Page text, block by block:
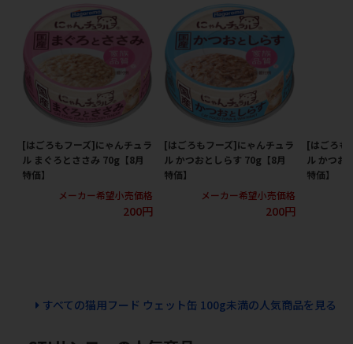
[はごろもフーズ]にゃんチュラ
ル まぐろとささみ 70g【8月
特価】
メーカー希望小売価格
200円
[はごろもフーズ]にゃんチュラ
ル かつおとしらす 70g【8月
特価】
メーカー希望小売価格
200円
[はごろも
ル かつお
特価】
すべての猫用フード ウェット缶 100g未満の人気商品を見る